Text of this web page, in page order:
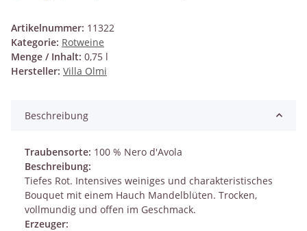
Artikelnummer: 11322
Kategorie: Rotweine
Menge / Inhalt: 0,75 l
Hersteller: Villa Olmi
Beschreibung
Traubensorte: 100 % Nero d'Avola
Beschreibung:
Tiefes Rot. Intensives weiniges und charakteristisches
Bouquet mit einem Hauch Mandelblüten. Trocken,
vollmundig und offen im Geschmack.
Erzeuger: